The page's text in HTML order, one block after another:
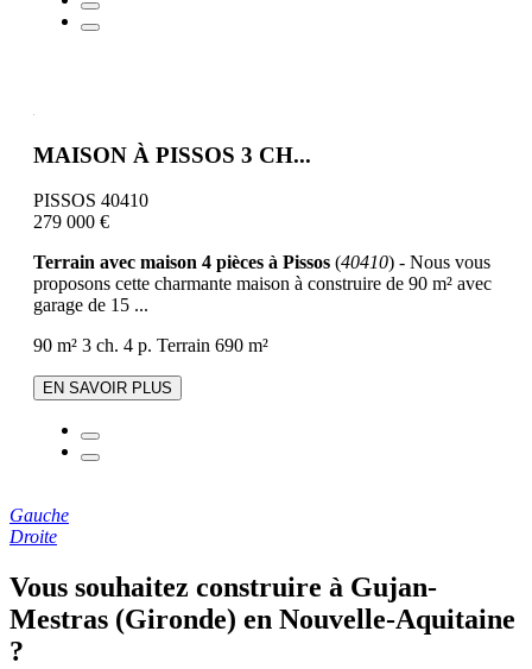
MAISON À PISSOS 3 CH...
PISSOS 40410
279 000 €
Terrain avec maison 4 pièces à Pissos (40410) - Nous vous
proposons cette charmante maison à construire de 90 m² avec
garage de 15 ...
90 m² 3 ch. 4 p. Terrain 690 m²
EN SAVOIR PLUS
Gauche
Droite
Vous souhaitez construire à Gujan-
Mestras (Gironde) en Nouvelle-Aquitaine
?